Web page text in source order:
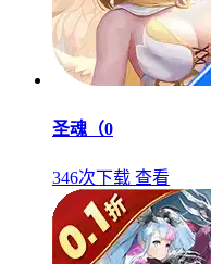
圣魂（0
346次下载 查看